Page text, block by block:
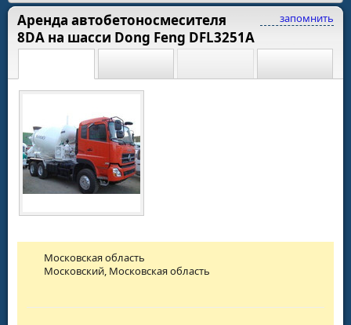
запомнить
Аренда автобетоносмесителя
8DA на шасси Dong Feng DFL3251А
Московская область
Московский, Московская область